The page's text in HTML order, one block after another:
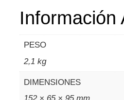
Información
PESO
2,1 kg
DIMENSIONES